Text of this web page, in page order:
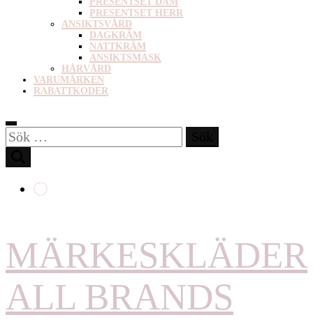
PRESENTSET HERR
ANSIKTSVÅRD
DAGKRÄM
NATTKRÄM
ANSIKTSMASK
HÅRVÅRD
VARUMÄRKEN
RABATTKODER
Sök
efter:
MÄRKESKLÄDER
ALL BRANDS